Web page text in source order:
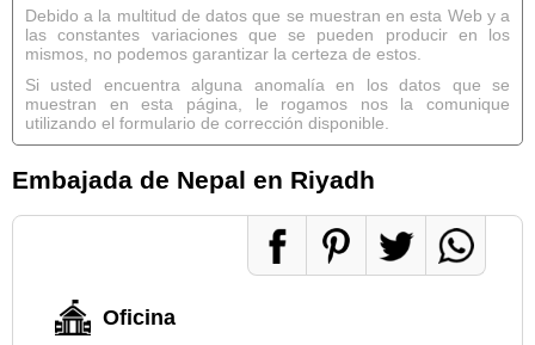
Debido a la multitud de datos que se muestran en esta Web y a
las constantes variaciones que se pueden producir en los
mismos, no podemos garantizar la certeza de estos.
Si usted encuentra alguna anomalía en los datos que se
muestran en esta página, le rogamos nos la comunique
utilizando el formulario de corrección disponible.
Embajada de Nepal en Riyadh
Oficina